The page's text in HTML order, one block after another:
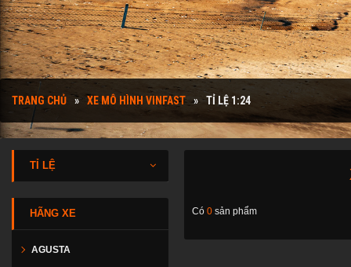
TRANG CHỦ XE MÔ HÌNH VINFAST TỈ LỆ 1:24
TỈ LỆ
HÃNG XE
AGUSTA
Có 0 sản phẩm